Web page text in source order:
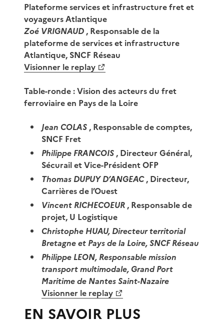
Plateforme services et infrastructure fret et
voyageurs Atlantique
Zoé VRIGNAUD , Responsable de la
plateforme de services et infrastructure
Atlantique, SNCF Réseau
Visionner le replay
Table-ronde : Vision des acteurs du fret
ferroviaire en Pays de la Loire
Jean COLAS , Responsable de comptes,
SNCF Fret
Philippe FRANCOIS , Directeur Général,
Sécurail et Vice-Président OFP
Thomas DUPUY D’ANGEAC , Directeur,
Carrières de l’Ouest
Vincent RICHECOEUR , Responsable de
projet, U Logistique
Christophe HUAU, Directeur territorial
Bretagne et Pays de la Loire, SNCF Réseau
Philippe LEON, Responsable mission
transport multimodale, Grand Port
Maritime de Nantes Saint-Nazaire
Visionner le replay
EN SAVOIR PLUS